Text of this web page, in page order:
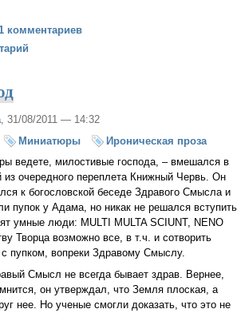
из детства. О моем папе
комментариев
, 31/08/2011 — 14:32
Миниатюры
Ироническая проза
ведете, милостивые господа, – вмешался в
очередного переплета Книжный Червь. Он
к богословской беседе Здравого Смысла и
пупок у Адама, но никак не решался вступить
умные люди: MULTI MULTA SCIUNT, NENO
Творца возможно все, в т.ч. и сотворить
пупком, вопреки Здравому Смыслу.
Смысл не всегда бывает здрав. Вернее,
он утверждал, что Земля плоская, а
нее. Но ученые смогли доказать, что это не